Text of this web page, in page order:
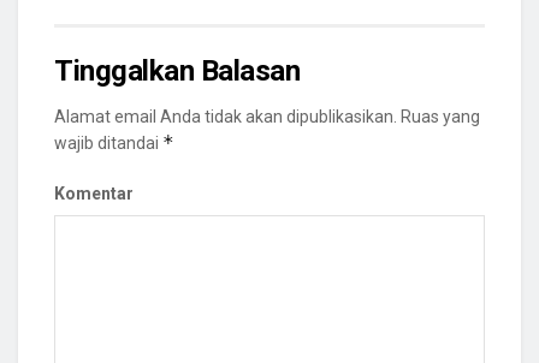
Tinggalkan Balasan
Alamat email Anda tidak akan dipublikasikan. Ruas yang
wajib ditandai *
Komentar